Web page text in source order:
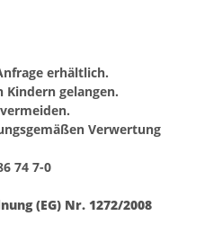
erhältlich.
Kindern gelangen.
Verwertung
74 7-0
(EG) Nr. 1272/2008